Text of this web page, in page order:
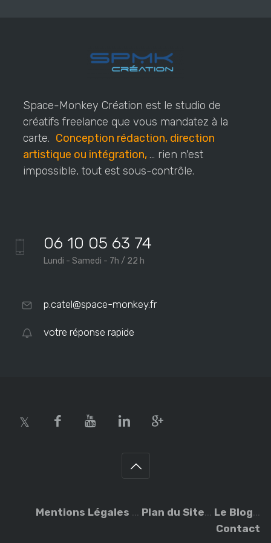
Space-Monkey Création est le studio de
créatifs freelance que vous mandatez à la
carte. Conception rédaction, direction
artistique ou intégration, ... rien n'est
impossible, tout est sous-contrôle.
06 10 05 63 74
Lundi - Samedi - 7h / 22 h
p.catel@space-monkey.fr
votre réponse rapide
Mentions Légales ... Plan du Site... Le Blog...
Contact